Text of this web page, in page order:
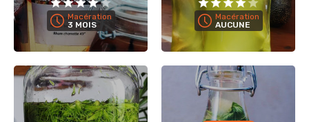
Macération
3 MOIS
Macération
AUCUNE